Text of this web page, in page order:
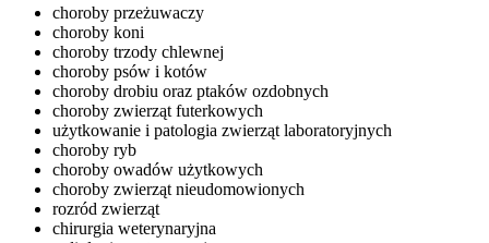
choroby przeżuwaczy
choroby koni
choroby trzody chlewnej
choroby psów i kotów
choroby drobiu oraz ptaków ozdobnych
choroby zwierząt futerkowych
użytkowanie i patologia zwierząt laboratoryjnych
choroby ryb
choroby owadów użytkowych
choroby zwierząt nieudomowionych
rozród zwierząt
chirurgia weterynaryjna